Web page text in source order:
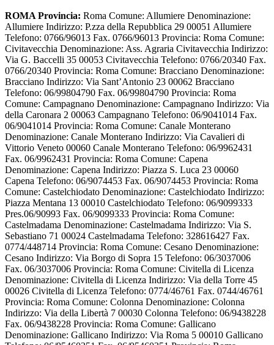
ROMA Provincia: Roma Comune: Allumiere Denominazione:
Allumiere Indirizzo: P.zza della Repubblica 29 00051 Allumiere
Telefono: 0766/96013 Fax. 0766/96013 Provincia: Roma Comune:
Civitavecchia Denominazione: Ass. Agraria Civitavecchia Indirizzo:
Via G. Baccelli 35 00053 Civitavecchia Telefono: 0766/20340 Fax.
0766/20340 Provincia: Roma Comune: Bracciano Denominazione:
Bracciano Indirizzo: Via Sant’Antonio 23 00062 Bracciano
Telefono: 06/99804790 Fax. 06/99804790 Provincia: Roma
Comune: Campagnano Denominazione: Campagnano Indirizzo: Via
della Caronara 2 00063 Campagnano Telefono: 06/9041014 Fax.
06/9041014 Provincia: Roma Comune: Canale Monterano
Denominazione: Canale Monterano Indirizzo: Via Cavalieri di
Vittorio Veneto 00060 Canale Monterano Telefono: 06/9962431
Fax. 06/9962431 Provincia: Roma Comune: Capena
Denominazione: Capena Indirizzo: Piazza S. Luca 23 00060
Capena Telefono: 06/9074453 Fax. 06/9074453 Provincia: Roma
Comune: Castelchiodato Denominazione: Castelchiodato Indirizzo:
Piazza Mentana 13 00010 Castelchiodato Telefono: 06/9099333
Pres.06/90993 Fax. 06/9099333 Provincia: Roma Comune:
Castelmadama Denominazione: Castelmadama Indirizzo: Via S.
Sebastiano 71 00024 Castelmadama Telefono: 328616427 Fax.
0774/448714 Provincia: Roma Comune: Cesano Denominazione:
Cesano Indirizzo: Via Borgo di Sopra 15 Telefono: 06/3037006
Fax. 06/3037006 Provincia: Roma Comune: Civitella di Licenza
Denominazione: Civitella di Licenza Indirizzo: Via della Torre 45
00026 Civitella di Licenza Telefono: 0774/46761 Fax. 0744/46761
Provincia: Roma Comune: Colonna Denominazione: Colonna
Indirizzo: Via della Libertà 7 00030 Colonna Telefono: 06/9438228
Fax. 06/9438228 Provincia: Roma Comune: Gallicano
Denominazione: Gallicano Indirizzo: Via Roma 5 00010 Gallicano